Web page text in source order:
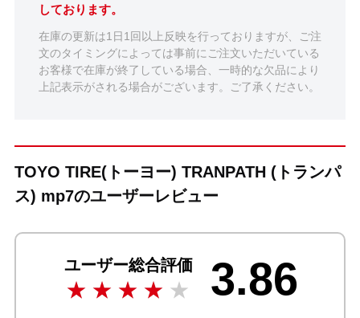
しております。
在庫の更新は1日1回以上反映を行っておりますが、ご注
文のタイミングによっては事前にご注文いただいている
お客様で在庫が終了している場合、一時的な欠品により
上記表示がされる場合がございます。ご了承ください。
TOYO TIRE(トーヨー) TRANPATH (トランパ
ス) mp7のユーザーレビュー
ユーザー総合評価 3.86